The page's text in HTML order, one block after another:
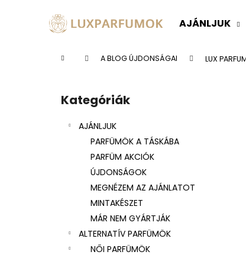
AJÁNLJUK
KezdőlapA BLOG ÚJDONSÁGAI LUX
Kategóriák
átugrása
Kategóriák
AJÁNLJUK
PARFÜMÖK A TÁSKÁBA
PARFÜM AKCIÓK
ÚJDONSÁGOK
MEGNÉZEM AZ AJÁNLATOT
MINTAKÉSZET
MÁR NEM GYÁRTJÁK
ALTERNATÍV PARFÜMÖK
NŐI PARFÜMÖK
Vissza
Vissza